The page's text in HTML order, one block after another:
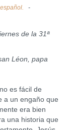
de la 31ª
Léon, papa
es fácil de
a un engaño que
era bien
una historia que